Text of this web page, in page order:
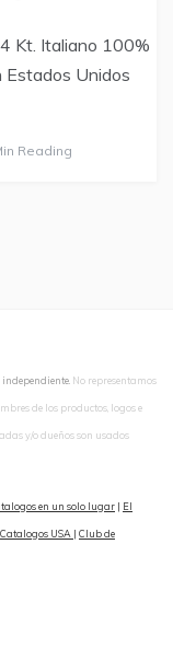
Kt. Italiano 100%
Estados Unidos
Reading
No representamos
de los productos, logos e
y/o dueños son usados
en un solo lugar | El
Catalogos USA | Club de